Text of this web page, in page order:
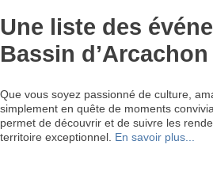
Une liste des
Bassin d’Arcachon
Que vous soyez passionné de culture,
simplement en quête de moments
permet de découvrir et de suivre les
territoire exceptionnel. En savoir plus...